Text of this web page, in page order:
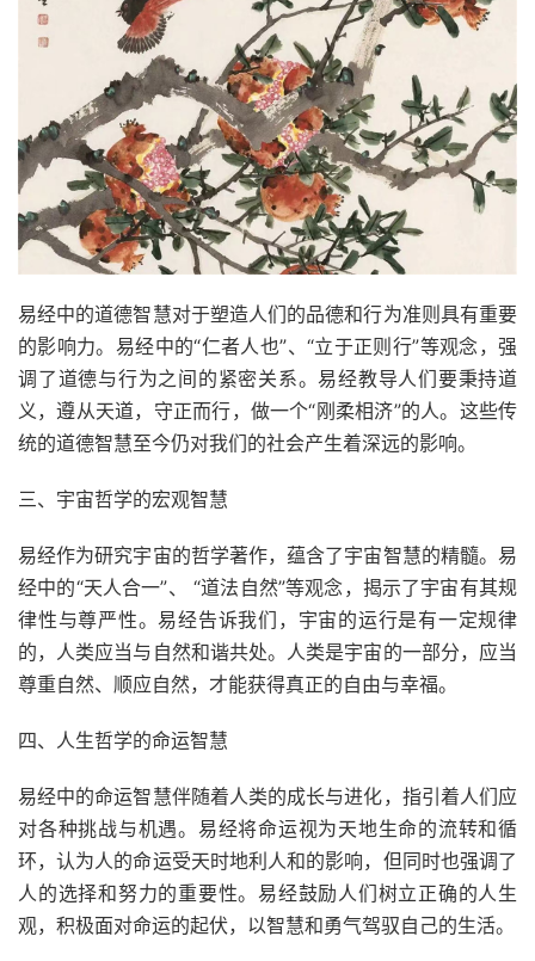
易经中的道德智慧对于塑造人们的品德和行为准则具有重要
的影响力。易经中的“仁者人也”、“立于正则行”等观念，强
调了道德与行为之间的紧密关系。易经教导人们要秉持道
义，遵从天道，守正而行，做一个“刚柔相济”的人。这些传
统的道德智慧至今仍对我们的社会产生着深远的影响。
三、宇宙哲学的宏观智慧
易经作为研究宇宙的哲学著作，蕴含了宇宙智慧的精髓。易
经中的“天人合一”、 “道法自然”等观念，揭示了宇宙有其规
律性与尊严性。易经告诉我们，宇宙的运行是有一定规律
的，人类应当与自然和谐共处。人类是宇宙的一部分，应当
尊重自然、顺应自然，才能获得真正的自由与幸福。
四、人生哲学的命运智慧
易经中的命运智慧伴随着人类的成长与进化，指引着人们应
对各种挑战与机遇。易经将命运视为天地生命的流转和循
环，认为人的命运受天时地利人和的影响，但同时也强调了
人的选择和努力的重要性。易经鼓励人们树立正确的人生
观，积极面对命运的起伏，以智慧和勇气驾驭自己的生活。